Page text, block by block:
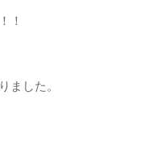
！
ました。